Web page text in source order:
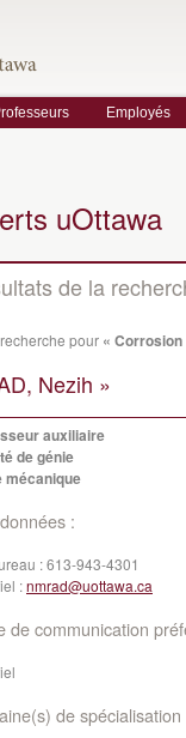
Employés
uOttawa
de la
pour « Corrosion
Nezih »
auxiliaire
de génie
mécanique
:
:613-943-4301
:nmrad@uottawa.ca
de communication
de spécialisation